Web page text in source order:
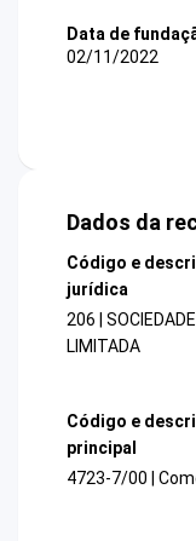
Data de
02/11/2022
Dados da
Código e
jurídica
206 |
LIMITADA
Código e
principal
4723-7/00 |